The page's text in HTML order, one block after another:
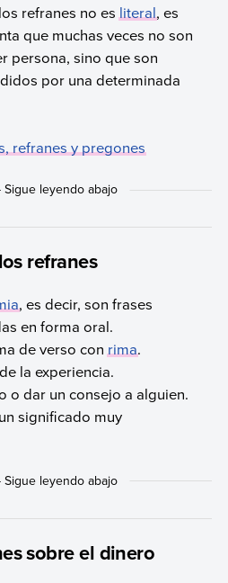
refranes no esliteral, es
que muchas veces no son
persona, sino que son
por una determinada
refranes y pregones
refranes
, es decir, son frases
en forma oral.
de verso conrima.
la experiencia.
o dar un consejo a alguien.
significado muy
sobre el dinero